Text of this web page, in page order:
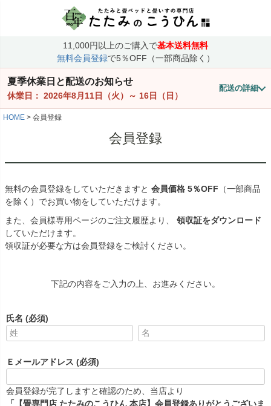
11,000円以上のご購入で基本送料無料
無料会員登録で5％OFF（一部商品除く）
夏季休業日と配送のお知らせ
休業日： 2026年8月11日（火） ～ 16日（日）
配送の詳細
HOME 会員登録
会員登録
無料の会員登録をしていただきますと 会員価格 5％OFF （一部商品
を除く）でお買い物をしていただけます。
また、会員様専用ページのご注文履歴より、 領収証をダウンロード
していただけます。
領収証が必要な方は会員登録をご検討ください。
下記の内容をご入力の上、お進みください。
氏名 (必須)
Ｅメールアドレス (必須)
会員登録が完了しますと確認のため、当店より
「【畳専門店 たたみのこうひん 本店】会員登録ありがとうございま